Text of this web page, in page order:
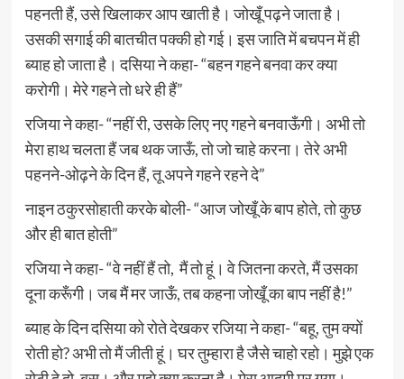
पहनती हैं, उसे खिलाकर आप खाती है। जोखूँ पढ़ने जाता है।
उसकी सगाई की बातचीत पक्की हो गई। इस जाति में बचपन में ही
ब्याह हो जाता है। दसिया ने कहा- “बहन गहने बनवा कर क्या
करोगी। मेरे गहने तो धरे ही हैं”
रजिया ने कहा- “नहीं री, उसके लिए नए गहने बनवाऊँगी। अभी तो
मेरा हाथ चलता हैं जब थक जाऊँ, तो जो चाहे करना। तेरे अभी
पहनने-ओढ़ने के दिन हैं, तू अपने गहने रहने दे”
नाइन ठकुरसोहाती करके बोली- “आज जोखूँ के बाप होते, तो कुछ
और ही बात होती”
रजिया ने कहा- “वे नहीं हैं तो, मैं तो हूं। वे जितना करते, मैं उसका
दूना करूँगी। जब मैं मर जाऊँ, तब कहना जोखूँ का बाप नहीं है!”
ब्याह के दिन दसिया को रोते देखकर रजिया ने कहा- “बहू, तुम क्यों
रोती हो? अभी तो मैं जीती हूं। घर तुम्हारा है जैसे चाहो रहो। मुझे एक